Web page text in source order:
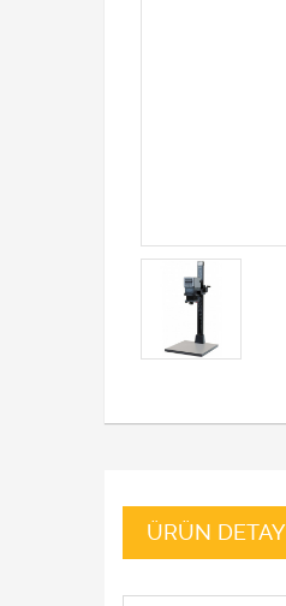
ÜRÜN DETAY